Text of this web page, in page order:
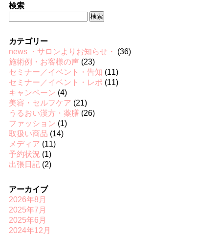
検索
カテゴリー
news ・サロンよりお知らせ・
(36)
施術例・お客様の声(23)
セミナー／イベント・告知 (11)
セミナー／イベント・レポ (11)
キャンペーン (4)
美容・セルフケア (21)
うるおい漢方・薬膳(26)
ファッション (1)
取扱い商品 (14)
メディア (11)
予約状況 (1)
出張日記(2)
アーカイブ
2026年8月
2025年7月
2025年6月
2024年12月